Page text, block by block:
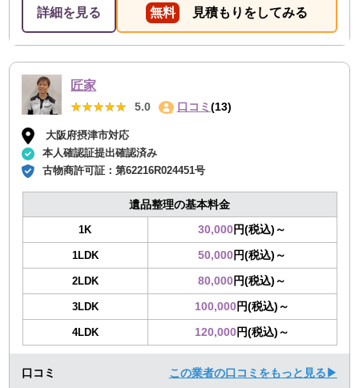
詳細を見る 無料 見積もりをしてみる
匠家
★★★★★
★★★★★ 5.0 口コミ (13)
大阪府摂津市対応
本人確認証提出確認済み
古物商許可証：第62216R024451号
遺品整理の基本料金
1K 30,000円(税込)～
1LDK 50,000円(税込)～
2LDK 80,000円(税込)～
3LDK 100,000円(税込)～
4LDK 120,000円(税込)～
口コミ この業者の口コミをもっと見る▶